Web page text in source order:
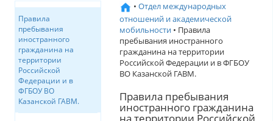
Правила
пребывания
иностранного
гражданина на
территории
Российской
Федерации и в
ФГБОУ ВО
Казанской ГАВМ.
• Отдел международных
отношений и академической
мобильности • Правила
пребывания иностранного
гражданина на территории
Российской Федерации и в ФГБОУ
ВО Казанской ГАВМ.
Правила пребывания
иностранного гражданина